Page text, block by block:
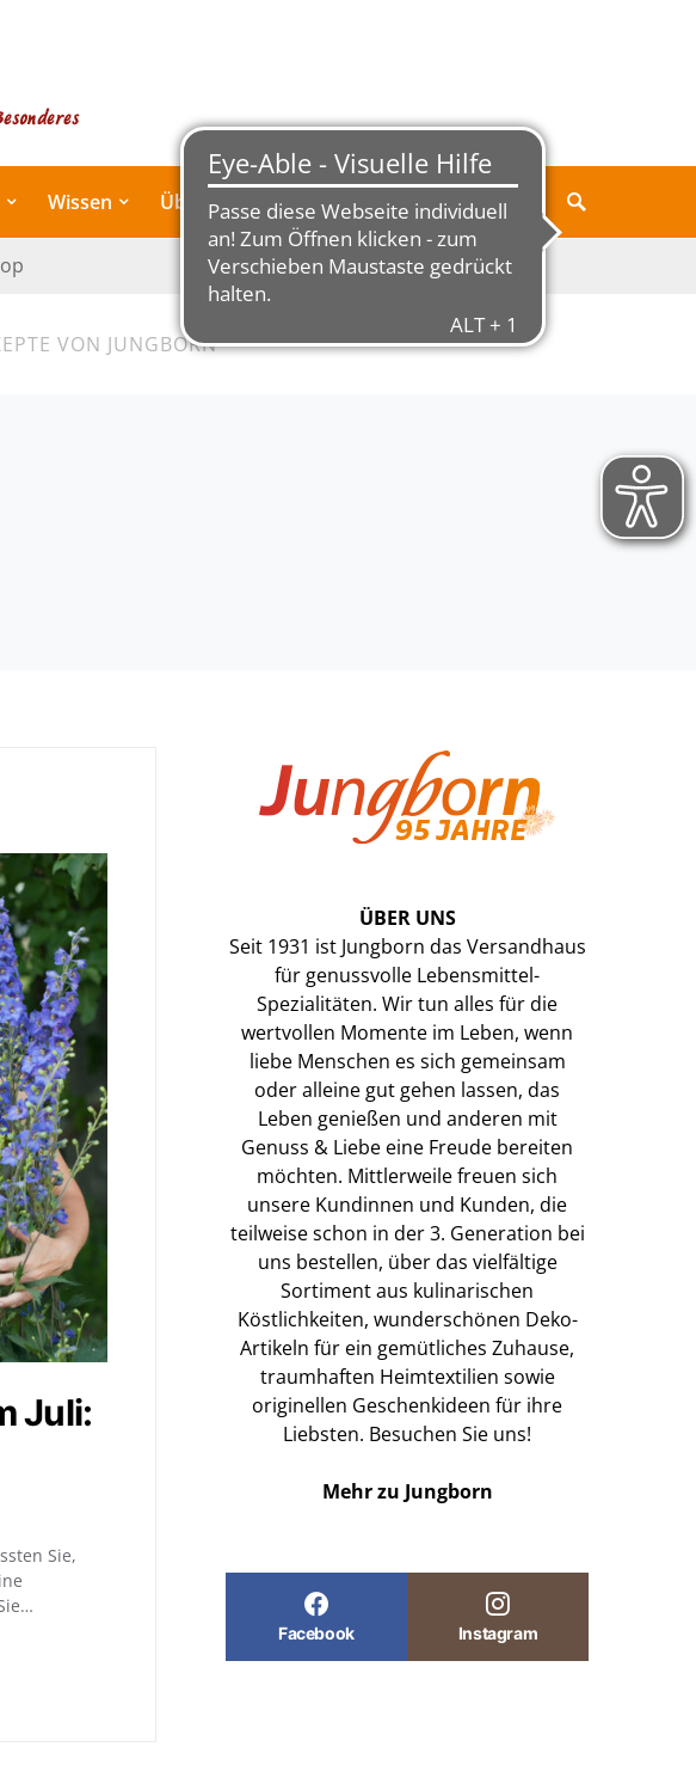
Wissen Über Jungborn
VON JUNGBORN
Juli:
Sie,
ÜBER UNS
Seit 1931 ist Jungborn das Versandhaus
für genussvolle Lebensmittel-
Spezialitäten. Wir tun alles für die
wertvollen Momente im Leben, wenn
liebe Menschen es sich gemeinsam
oder alleine gut gehen lassen, das
Leben genießen und anderen mit
Genuss & Liebe eine Freude bereiten
möchten. Mittlerweile freuen sich
unsere Kundinnen und Kunden, die
teilweise schon in der 3. Generation bei
uns bestellen, über das vielfältige
Sortiment aus kulinarischen
Köstlichkeiten, wunderschönen Deko-
Artikeln für ein gemütliches Zuhause,
traumhaften Heimtextilien sowie
originellen Geschenkideen für ihre
Liebsten. Besuchen Sie uns!
Mehr zu Jungborn
Facebook Instagram